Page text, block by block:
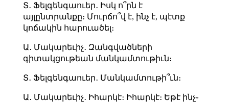
Տ․ Ֆելգենգաուեր․ Իսկ ո՞րն է
այլընտրանքը։ Մուրճո՞վ է, ինչ է, պէտք
կոճակին հարուածել։
Ա․ Մակարեւիչ․ Զանգվածների
գիտակցութեան մանկամտութիւն։
Տ․ Ֆելգենգաուեր․ Մանկամտութի՞ւն։
Ա․ Մակարեւիչ․ Իհարկէ։ Իհարկէ։ Եթէ ինչ֊